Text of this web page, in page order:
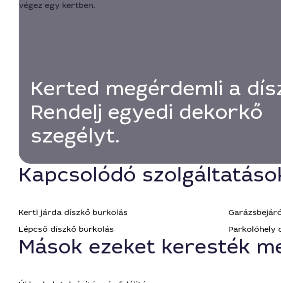
Kerted megérdemli a
Rendelj egyedi dekorkő
szegélyt.
Kapcsolódó
Kerti járda díszkő burkolás
Lépcső díszkő burkolás
Parkolóhely
Mások ezeket keresték